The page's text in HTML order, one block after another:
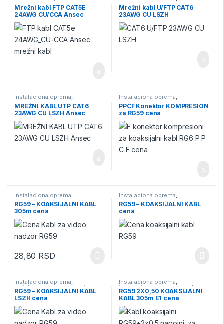
instalaciona oprema za video
nadzor,Kablovi , Kablovi za video
nadzor,Video Nadzor
Mrežni kabl FTP CAT5E
24AWG CU/CCA Ansec
Kablovi za video nadzor
Mrežni kabl U/FTP CAT6
23AWG CU LSZH
Instalaciona oprema
instalaciona oprema za video
nadzor,Kablovi,Kablovi za video
nadzor
MREŽNI KABL UTP CAT6
23AWG CU LSZH Ansec
Instalaciona oprema
instalaciona oprema za video
nadzor,Konektori,Konektori za
video nadzor,Video Nadzor
PPCF Konektor KOMPRESION
za RG59 cena
Instalaciona oprema
instalaciona oprema za video
nadzor, Kablovi,Kablovi za video
nadzor ,Video Nadzor
RG59 – KOAKSIJALNI KABL
305m cena
28,80 RSD
Instalaciona oprema
instalaciona oprema za video
nadzor, Kablovi,Kablovi za video
nadzor
RG59 – KOAKSIJALNI KABL
cena
Instalaciona oprema,
instalaciona oprema za video
nadzor, Kablovi,Kablovi za video
nadzor,Video Nadzor
RG59 – KOAKSIJALNI KABL
LSZH cena
Instalaciona oprema,
instalaciona oprema za video
nadzor,Kablovi ,Kablovi za video
nadzor,Video Nadzor
RG59 2X0,50 KOAKSIJALNI
KABL 305m E1 cena